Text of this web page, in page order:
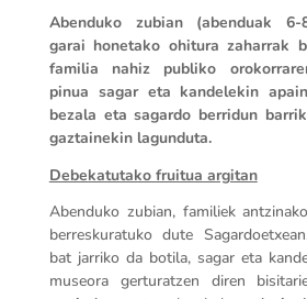
Abenduko zubian (abenduak 6-
garai honetako ohitura zaharrak
familia nahiz publiko
pinua sagar eta kandelekin
bezala eta sagardo berridun
gaztainekin lagunduta.
Debekatutako fruitua argitan
Abenduko zubian, familiek
berreskuratuko dute
bat jarriko da botila, sagar eta
museora gerturatzen diren